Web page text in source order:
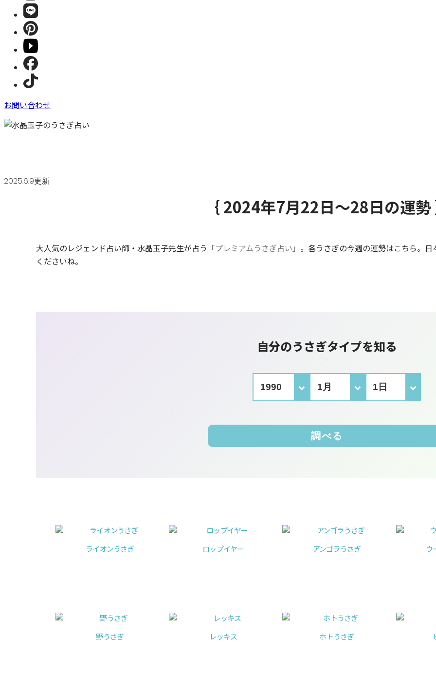
お問い合わせ
2025.6.9更新
｛ 2024年7月22日～28日の運勢
大人気のレジェンド占い師・水晶玉子先生が占う 「プレミアムうさぎ占い」 。各うさぎの今週の運勢はこちら。
くださいね。
自分のうさぎタイプを知る
調べる
ライオンうさぎ ロップイヤー アンゴラうさぎ ウ
野うさぎ レッキス ホトうさぎ